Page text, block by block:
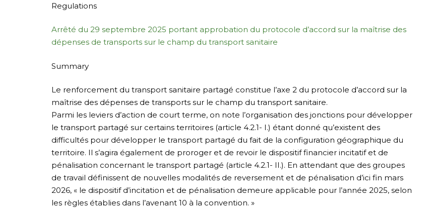
Regulations
Arrêté du 29 septembre 2025 portant approbation du protocole d’accord sur la maîtrise des
dépenses de transports sur le champ du transport sanitaire
Summary
Le renforcement du transport sanitaire partagé constitue l’axe 2 du protocole d’accord sur la
maîtrise des dépenses de transports sur le champ du transport sanitaire.
Parmi les leviers d’action de court terme, on note l’organisation des jonctions pour développer
le transport partagé sur certains territoires (article 4.2.1- I.) étant donné qu’existent des
difficultés pour développer le transport partagé du fait de la configuration géographique du
territoire. Il s’agira également de proroger et de revoir le dispositif financier incitatif et de
pénalisation concernant le transport partagé (article 4.2.1- II.). En attendant que des groupes
de travail définissent de nouvelles modalités de reversement et de pénalisation d’ici fin mars
2026, « le dispositif d’incitation et de pénalisation demeure applicable pour l’année 2025, selon
les règles établies dans l’avenant 10 à la convention. »